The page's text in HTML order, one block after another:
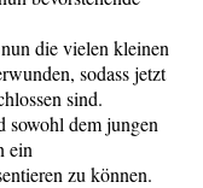
die vielen kleinen
sodass jetzt
sind.
sowohl dem jungen
ein
zu können.